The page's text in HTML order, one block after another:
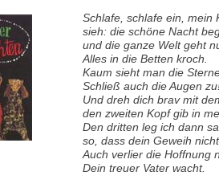
Schlafe, schlafe ein, mein
sieh: die schöne Nacht
und die ganze Welt geht
Alles in die Betten kroch.
Kaum sieht man die
Schließ auch die Augen
Und dreh dich brav mit
den zweiten Kopf gib in
Den dritten leg ich dann
so, dass dein Geweih
Auch verlier die Hoffnung
Dein treuer Vater wacht.